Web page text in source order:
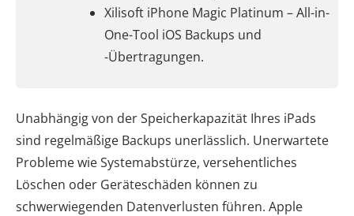
Xilisoft iPhone Magic Platinum – All-in-
One-Tool iOS Backups und
-Übertragungen.
Unabhängig von der Speicherkapazität Ihres iPads
sind regelmäßige Backups unerlässlich. Unerwartete
Probleme wie Systemabstürze, versehentliches
Löschen oder Geräteschäden können zu
schwerwiegenden Datenverlusten führen. Apple